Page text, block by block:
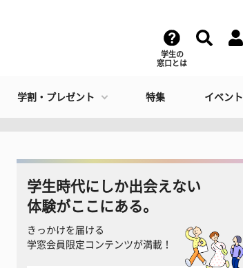
学生の
窓口とは
学割・プレゼント 特集 イベント
学生時代にしか出会えない
体験がここにある。
きっかけを届ける
学窓会員限定コンテンツが満載！